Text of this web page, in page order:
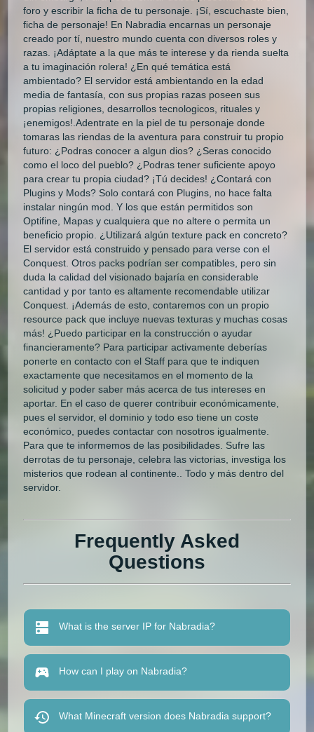
foro y escribir la ficha de tu personaje. ¡Sí, escuchaste bien,
ficha de personaje! En Nabradia encarnas un personaje
creado por tí, nuestro mundo cuenta con diversos roles y
razas. ¡Adáptate a la que más te interese y da rienda suelta
a tu imaginación rolera! ¿En qué temática está
ambientado? El servidor está ambientando en la edad
media de fantasía, con sus propias razas poseen sus
propias religiones, desarrollos tecnologicos, rituales y
¡enemigos!.Adentrate en la piel de tu personaje donde
tomaras las riendas de la aventura para construir tu propio
futuro: ¿Podras conocer a algun dios? ¿Seras conocido
como el loco del pueblo? ¿Podras tener suficiente apoyo
para crear tu propia ciudad? ¡Tú decides! ¿Contará con
Plugins y Mods? Solo contará con Plugins, no hace falta
instalar ningún mod. Y los que están permitidos son
Optifine, Mapas y cualquiera que no altere o permita un
beneficio propio. ¿Utilizará algún texture pack en concreto?
El servidor está construido y pensado para verse con el
Conquest. Otros packs podrían ser compatibles, pero sin
duda la calidad del visionado bajaría en considerable
cantidad y por tanto es altamente recomendable utilizar
Conquest. ¡Además de esto, contaremos con un propio
resource pack que incluye nuevas texturas y muchas cosas
más! ¿Puedo participar en la construcción o ayudar
financieramente? Para participar activamente deberías
ponerte en contacto con el Staff para que te indiquen
exactamente que necesitamos en el momento de la
solicitud y poder saber más acerca de tus intereses en
aportar. En el caso de querer contribuir económicamente,
pues el servidor, el dominio y todo eso tiene un coste
económico, puedes contactar con nosotros igualmente.
Para que te informemos de las posibilidades. Sufre las
derrotas de tu personaje, celebra las victorias, investiga los
misterios que rodean al continente.. Todo y más dentro del
servidor.
Frequently Asked
Questions
What is the server IP for Nabradia?
How can I play on Nabradia?
What Minecraft version does Nabradia support?